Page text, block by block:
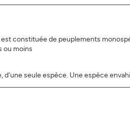
constituée de peuplements
ou moins
seule espèce. Une espèce